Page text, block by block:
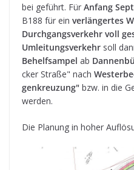
bei geführt. Für Anfang
B188 für ein ver­län­ger­tes
Durch­gangs­ver­kehr voll
Umlei­tungs­ver­kehr soll
Behelfs­am­pel ab
cker Straße" nach
gen­kreu­zung" bzw. in die
werden.
Die Pla­nung in hoher